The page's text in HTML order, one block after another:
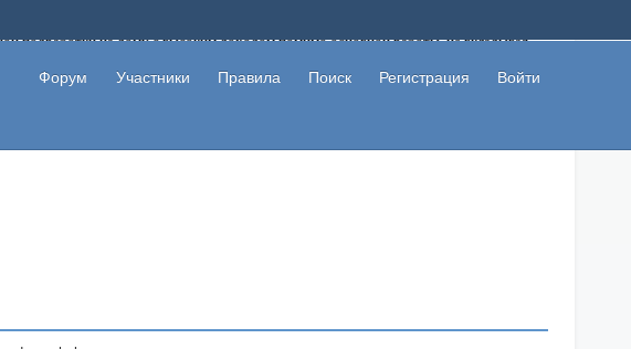
подработки на дому с высоким доходом помимо основной работы, не вкладывая
чтобы другие пользователи не попались на развод. Вы сможете начать зарабатывать
ссылками и первая прибыль не заставит себя долго ждать.
Форум Участники Правила Поиск Регистрация Войти